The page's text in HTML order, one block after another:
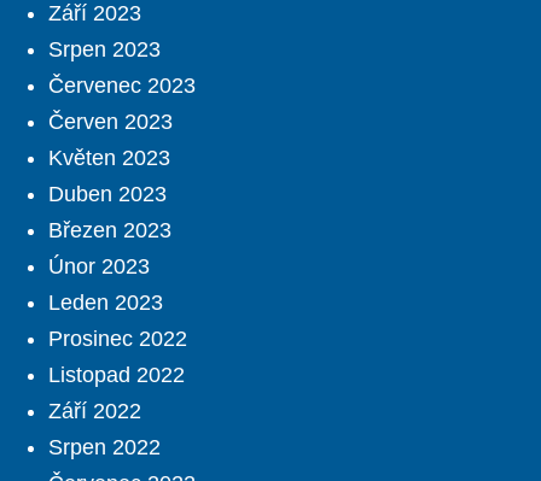
Září 2023
Srpen 2023
Červenec 2023
Červen 2023
Květen 2023
Duben 2023
Březen 2023
Únor 2023
Leden 2023
Prosinec 2022
Listopad 2022
Září 2022
Srpen 2022